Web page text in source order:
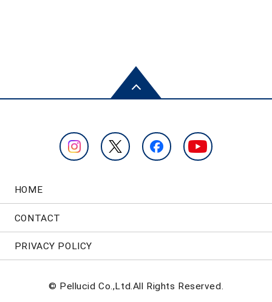
HOME
CONTACT
PRIVACY POLICY
© Pellucid Co.,Ltd.All Rights Reserved.